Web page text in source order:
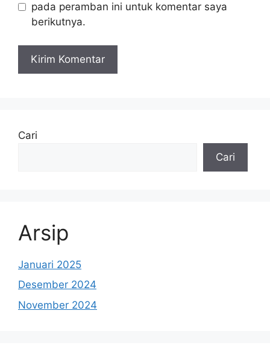
pada peramban ini untuk komentar saya
berikutnya.
Cari
Cari
Arsip
Januari 2025
Desember 2024
November 2024